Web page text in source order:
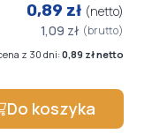
0,89 zł (netto)
1,09 zł (brutto)
z 30 dni:0,89 zł netto
Do koszyka